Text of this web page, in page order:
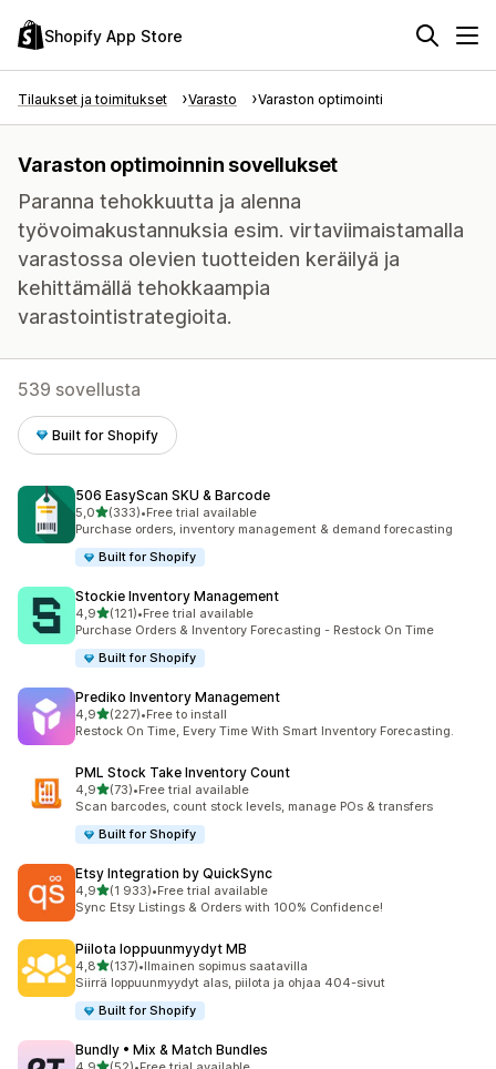
Shopify App Store
Tilaukset ja toimitukset Varasto Varaston optimointi
Varaston optimoinnin sovellukset
Paranna tehokkuutta ja alenna
työvoimakustannuksia esim. virtaviimaistamalla
varastossa olevien tuotteiden keräilyä ja
kehittämällä tehokkaampia
varastointistrategioita.
539 sovellusta
Built for Shopify
506 EasyScan SKU & Barcode
5,0/ 5 tähteä
(333)
333 arvostelua yhteensä
•Free trial available
Purchase orders, inventory management & demand forecasting
Built for Shopify
Stockie Inventory Management
4,9/ 5 tähteä
(121)
121 arvostelua yhteensä
•Free trial available
Purchase Orders & Inventory Forecasting - Restock On Time
Built for Shopify
Prediko Inventory Management
4,9/ 5 tähteä
(227)
227 arvostelua yhteensä
•Free to install
Restock On Time, Every Time With Smart Inventory Forecasting.
PML Stock Take Inventory Count
4,9/ 5 tähteä
(73)
73 arvostelua yhteensä
•Free trial available
Scan barcodes, count stock levels, manage POs & transfers
Built for Shopify
Etsy Integration by QuickSync
4,9/ 5 tähteä
(1 933)
1933 arvostelua yhteensä
•Free trial available
Sync Etsy Listings & Orders with 100% Confidence!
Piilota loppuunmyydyt MB
4,8/ 5 tähteä
(137)
137 arvostelua yhteensä
•Ilmainen sopimus saatavilla
Siirrä loppuunmyydyt alas, piilota ja ohjaa 404-sivut
Built for Shopify
Bundly • Mix & Match Bundles
/ 5 tähteä